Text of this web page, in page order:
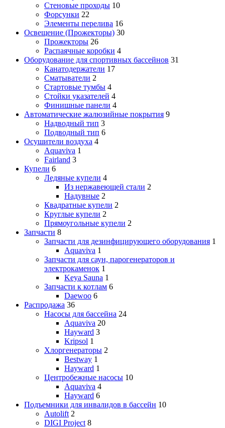
Стеновые проходы 10
Форсунки 22
Элементы перелива 16
Освещение (Прожекторы) 30
Прожекторы 26
Распаячные коробки 4
Оборудование для спортивных бассейнов 31
Канатодержатели 17
Сматыватели 2
Стартовые тумбы 4
Стойки указателей 4
Финишные панели 4
Автоматические жалюзийные покрытия 9
Надводный тип 3
Подводный тип 6
Осушители воздуха 4
Aquaviva 1
Fairland 3
Купели 6
Ледяные купели 4
Из нержавеющей стали 2
Надувные 2
Квадратные купели 2
Круглые купели 2
Прямоугольные купели 2
Запчасти 8
Запчасти для дезинфицирующего оборудования 1
Aquaviva 1
Запчасти для саун, парогенераторов и
электрокаменок 1
Keya Sauna 1
Запчасти к котлам 6
Daewoo 6
Распродажа 36
Насосы для бассейна 24
Aquaviva 20
Hayward 3
Kripsol 1
Хлоргенераторы 2
Bestway 1
Hayward 1
Центробежные насосы 10
Aquaviva 4
Hayward 6
Подъемники для инвалидов в бассейн 10
Autolift 2
DIGI Project 8